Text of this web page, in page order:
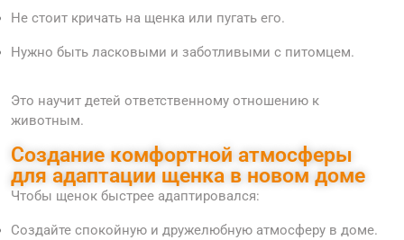
Не стоит кричать на щенка или пугать его.
Нужно быть ласковыми и заботливыми с питомцем.
Это научит детей ответственному отношению к
животным.
Создание комфортной атмосферы
для адаптации щенка в новом доме
Чтобы щенок быстрее адаптировался:
Создайте спокойную и дружелюбную атмосферу в доме.